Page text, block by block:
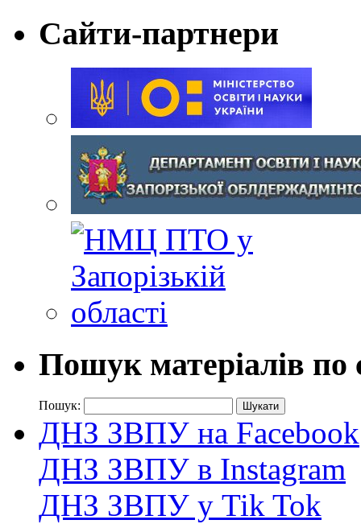
Сайти-партнери
Пошук матеріалів по
Пошук:
ДНЗ ЗВПУ на Facebook
ДНЗ ЗВПУ в Instagram
ДНЗ ЗВПУ у Tik Tok